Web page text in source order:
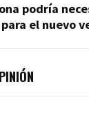
podría
el nuevo